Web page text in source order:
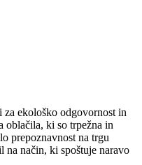
ekološko odgovornost in
oblačila, ki so trpežna in
prepoznavnost na trgu
na način, ki spoštuje naravo